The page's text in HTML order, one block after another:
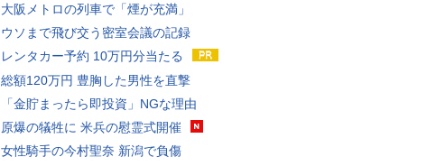
大阪メトロの列車で「煙が充満」
ウソまで飛び交う密室会議の記録
レンタカー予約 10万円分当たる
総額120万円 豊胸した男性を直撃
「金貯まったら即投資」NGな理由
原爆の犠牲に 米兵の慰霊式開催
女性騎手の今村聖奈 新潟で負傷